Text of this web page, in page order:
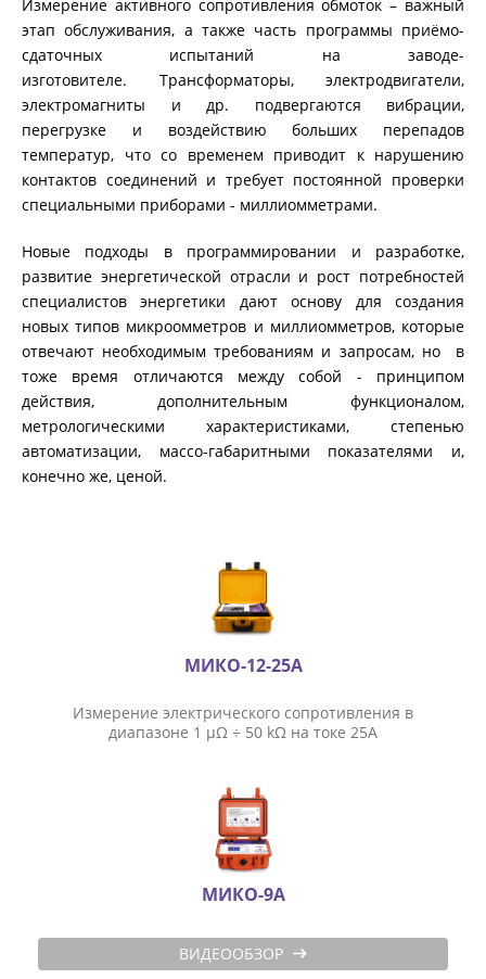
ИЗМЕРЕНИЕ СОПРОТИВЛЕНИЯ В ИНДУКТИВНЫХ
ОБЪЕКТАХ
РАЗМАГНИЧИВАНИЕ ТРАНСФОРМАТОРОВ
ДИАГНОСТИКА УСТРОЙСТВ РПН СИЛОВЫХ
ТРАНСФОРМАТОРОВ
КОМПЛЕКТЫ ДЛЯ ЭЛЕКТРОТЕХНИЧЕСКИХ
ЛАБОРАТОРИЙ (ЭТЛ)
ТРАССОПОИСКОВОЕ УСТРОЙСТВО И
КАТАЛОГ
Измерение активного сопротивления обмоток – важный
этап обслуживания, а также часть программы приёмо-
сдаточных испытаний на заводе-
изготовителе. Трансформаторы, электродвигатели,
электромагниты и др. подвергаются вибрации,
перегрузке и воздействию больших перепадов
температур, что со временем приводит к нарушению
контактов соединений и требует постоянной проверки
специальными приборами - миллиомметрами.
Новые подходы в программировании и разработке,
развитие энергетической отрасли и рост потребностей
специалистов энергетики дают основу для создания
новых типов микроомметров и миллиомметров, которые
отвечают необходимым требованиям и запросам, но в
тоже время отличаются между собой - принципом
действия, дополнительным функционалом,
метрологическими характеристиками, степенью
автоматизации, массо-габаритными показателями и,
конечно же, ценой.
МИКО-12-25А
Измерение электрического сопротивления в
диапазоне 1 μΩ ÷ 50 kΩ на токе 25А
МИКО-9А
ВИДЕООБЗОР